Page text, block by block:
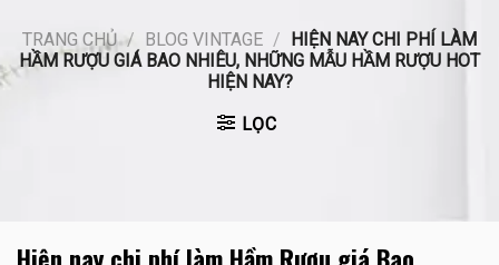
TRANG CHỦ / BLOG VINTAGE /
HIỆN NAY CHI PHÍ LÀM
HẦM RƯỢU GIÁ BAO NHIÊU, NHỮNG MẪU HẦM RƯỢU HOT
HIỆN NAY?
LỌC